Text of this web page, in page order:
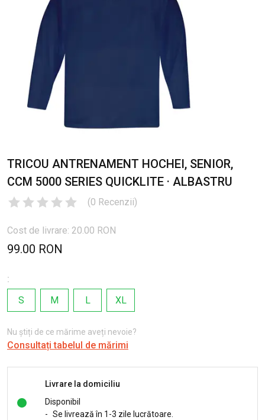
TRICOU ANTRENAMENT HOCHEI, SENIOR,
CCM 5000 SERIES QUICKLITE · ALBASTRU
(0 Recenzii)
Cost de livrare: 20.00 RON
99.00 RON
:
S
M L XL
Nu știți de ce mărime aveți nevoie?
Consultați tabelul de mărimi
Livrare la domiciliu
Disponibil
- Se livrează în 1-3 zile lucrătoare.